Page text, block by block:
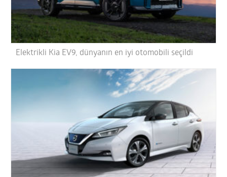
Elektrikli Kia EV9, dünyanın en iyi otomobili seçildi